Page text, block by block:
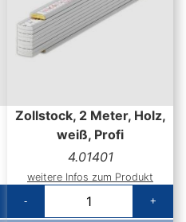
Zollstock, 2 Meter, Holz,
weiß, Profi
4.01401
weitere Infos zum Produkt
-
+